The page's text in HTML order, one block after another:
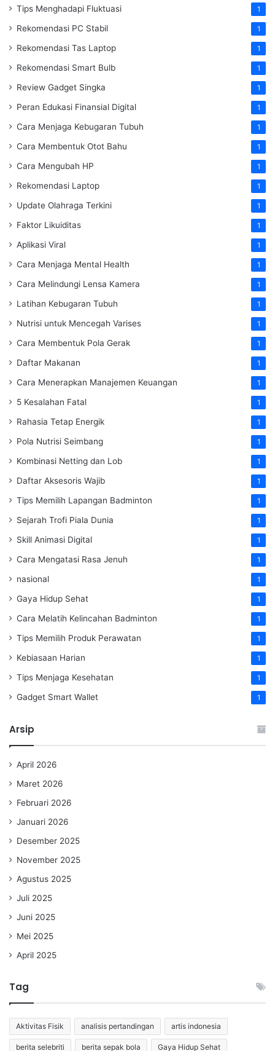
Tips Menghadapi Fluktuasi 1
Rekomendasi PC Stabil 1
Rekomendasi Tas Laptop 1
Rekomendasi Smart Bulb 1
Review Gadget Singka 1
Peran Edukasi Finansial Digital 1
Cara Menjaga Kebugaran Tubuh 1
Cara Membentuk Otot Bahu 1
Cara Mengubah HP 1
Rekomendasi Laptop 1
Update Olahraga Terkini 1
Faktor Likuiditas 1
Aplikasi Viral 1
Cara Menjaga Mental Health 1
Cara Melindungi Lensa Kamera 1
Latihan Kebugaran Tubuh 1
Nutrisi untuk Mencegah Varises 1
Cara Membentuk Pola Gerak 1
Daftar Makanan 1
Cara Menerapkan Manajemen Keuangan 1
5 Kesalahan Fatal 1
Rahasia Tetap Energik 1
Pola Nutrisi Seimbang 1
Kombinasi Netting dan Lob 1
Daftar Aksesoris Wajib 1
Tips Memilih Lapangan Badminton 1
Sejarah Trofi Piala Dunia 1
Skill Animasi Digital 1
Cara Mengatasi Rasa Jenuh 1
nasional 1
Gaya Hidup Sehat 1
Cara Melatih Kelincahan Badminton 1
Tips Memilih Produk Perawatan 1
Kebiasaan Harian 1
Tips Menjaga Kesehatan 1
Gadget Smart Wallet 1
Arsip
April 2026
Maret 2026
Februari 2026
Januari 2026
Desember 2025
November 2025
Agustus 2025
Juli 2025
Juni 2025
Mei 2025
April 2025
Tag
Aktivitas Fisik analisis pertandingan artis indonesia
berita selebriti berita sepak bola Gaya Hidup Sehat